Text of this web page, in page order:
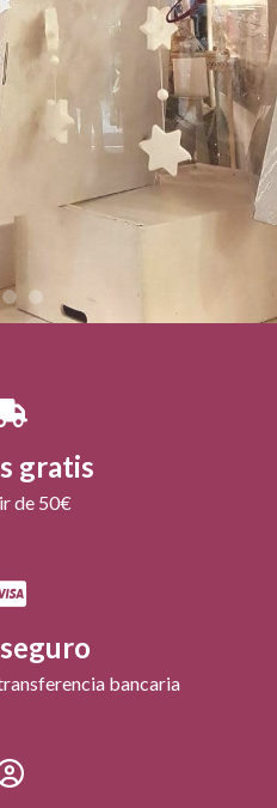
gratis
de 50€
bancaria